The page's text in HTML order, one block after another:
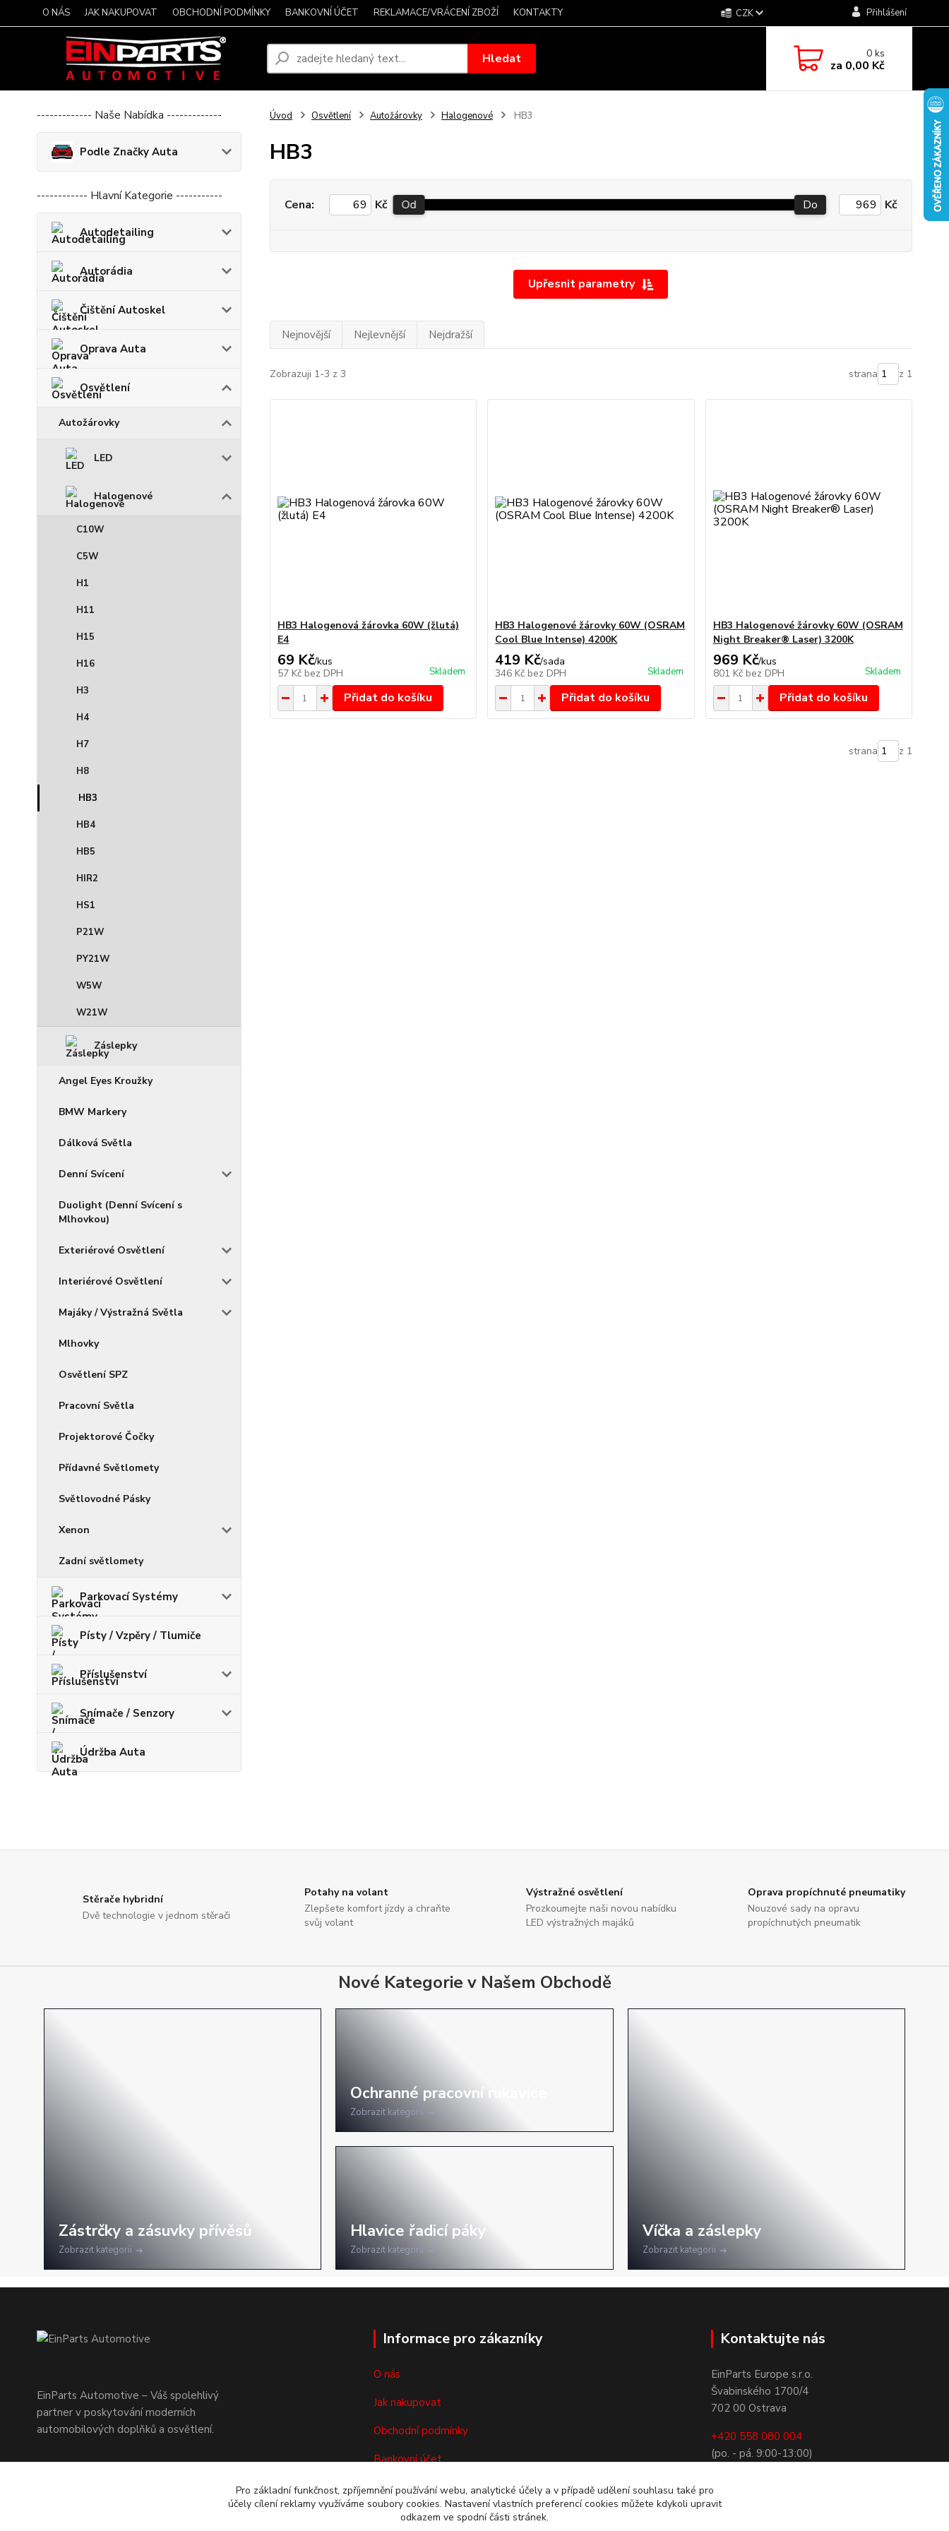
O NÁS JAK NAKUPOVAT OBCHODNÍ PODMÍNKY BANKOVNÍ ÚČET REKLAMACE/VRÁCENÍ ZBOŽÍ KONTAKTY CZK Přihlášení
Hledat 0ks
za 0,00 Kč
------------- Naše Nabídka -------------
Podle Značky Auta
------------ Hlavní Kategorie -----------
Autodetailing
Autorádia
Čištění Autoskel
Oprava Auta
Osvětlení
Autožárovky
LED
Halogenové
C10W
C5W
H1
H11
H15
H16
H3
H4
H7
H8
HB3
HB4
HB5
HIR2
HS1
P21W
PY21W
W5W
W21W
Záslepky
Angel Eyes Kroužky
BMW Markery
Dálková Světla
Denní Svícení
Duolight (Denní Svícení s
Mlhovkou)
Exteriérové Osvětlení
Interiérové Osvětlení
Majáky / Výstražná Světla
Mlhovky
Osvětlení SPZ
Pracovní Světla
Projektorové Čočky
Přídavné Světlomety
Světlovodné Pásky
Xenon
Zadní světlomety
Parkovací Systémy
Písty / Vzpěry / Tlumiče
Příslušenství
Snímače / Senzory
Údržba Auta
Úvod Osvětlení Autožárovky Halogenové HB3
HB3
Upřesnit parametry
Cena: Kč Od Do Kč
Nejnovější Nejlevnější Nejdražší
Zobrazuji 1-3 z 3 strana z 1
HB3 Halogenová žárovka 60W (žlutá)
E4
69 Kč/kus
57 Kč bez DPH Skladem
Přidat do košíku
HB3 Halogenové žárovky 60W (OSRAM
Cool Blue Intense) 4200K
419 Kč/sada
346 Kč bez DPH Skladem
Přidat do košíku
HB3 Halogenové žárovky 60W (OSRAM
Night Breaker® Laser) 3200K
969 Kč/kus
801 Kč bez DPH Skladem
Přidat do košíku
strana z 1
Stěrače hybridní
Dvě technologie v jednom stěrači
Potahy na volant
Zlepšete komfort jízdy a chraňte
svůj volant
Výstražné osvětlení
Prozkoumejte naši novou nabídku
LED výstražných majáků
Oprava propíchnuté pneumatiky
Nouzové sady na opravu
propíchnutých pneumatik
Nové Kategorie v Našem Obchodě
Zobrazit kategorii
Zobrazit kategorii
Zobrazit kategorii Zobrazit kategorii
EinParts Automotive – Váš spolehlivý
partner v poskytování moderních
automobilových doplňků a osvětlení.
Informace pro zákazníky
O nás
Jak nakupovat
Obchodní podmínky
Bankovní účet
Reklamace/vrácení zboží
Kontakty
Kontaktujte nás
EinParts Europe s.r.o.
Švabinského 1700/4
702 00 Ostrava
+420 558 080 004
(po. - pá. 9:00-13:00)
Pro základní funkčnost, zpříjemnění používání webu, analytické účely a v případě udělení souhlasu také pro
účely cílení reklamy využíváme soubory cookies. Nastavení vlastních preferencí cookies můžete kdykoli upravit
odkazem ve spodní části stránek.